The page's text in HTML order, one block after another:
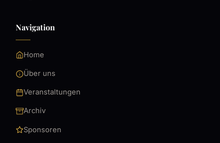
Navigation
Home
Über uns
Veranstaltungen
Archiv
Sponsoren